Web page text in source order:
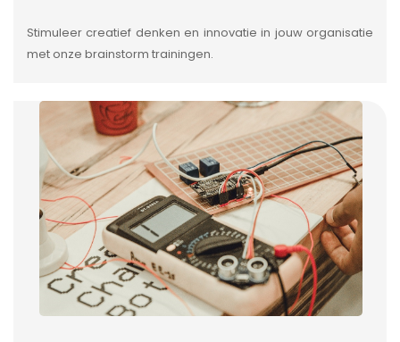
Stimuleer creatief denken en innovatie in jouw organisatie
met onze brainstorm trainingen.